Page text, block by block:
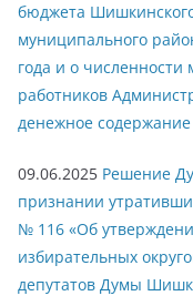
бюджета Шишкинского
муниципального
года и о
работников
денежное содержание
09.06.2025 Решение
признании
№ 116 «Об
избирательных
депутатов Думы